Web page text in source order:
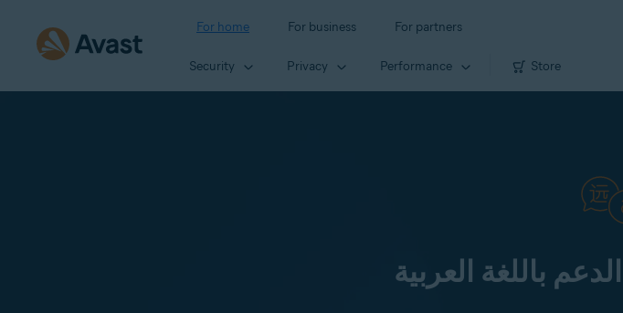
For home For business For partners
Security Privacy Performance Store
باللغة العربية